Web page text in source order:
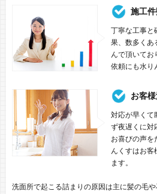
施工
丁寧な工事と
果、数多くあ
んで頂いてお
依頼にも水り
お客
対応が早くて
ず夜遅くに対
お喜びの声を
んくすはお客
ます。
洗面所で起こる詰まりの原因は主に髪の毛や